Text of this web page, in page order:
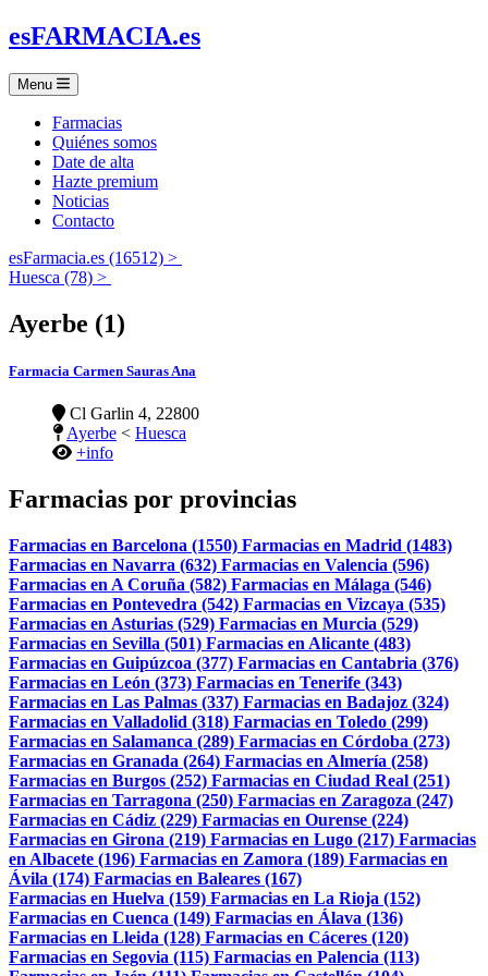
esFARMACIA.es
Menu
Farmacias
Quiénes somos
Date de alta
Hazte premium
Noticias
Contacto
esFarmacia.es (16512) >
Huesca (78) >
Ayerbe (1)
Farmacia Carmen Sauras Ana
Cl Garlin 4, 22800
Ayerbe < Huesca
+info
Farmacias por provincias
Farmacias en Barcelona (1550) Farmacias en Madrid (1483)
Farmacias en Navarra (632) Farmacias en Valencia (596)
Farmacias en A Coruña (582) Farmacias en Málaga (546)
Farmacias en Pontevedra (542) Farmacias en Vizcaya (535)
Farmacias en Asturias (529) Farmacias en Murcia (529)
Farmacias en Sevilla (501) Farmacias en Alicante (483)
Farmacias en Guipúzcoa (377) Farmacias en Cantabria (376)
Farmacias en León (373) Farmacias en Tenerife (343)
Farmacias en Las Palmas (337) Farmacias en Badajoz (324)
Farmacias en Valladolid (318) Farmacias en Toledo (299)
Farmacias en Salamanca (289) Farmacias en Córdoba (273)
Farmacias en Granada (264) Farmacias en Almería (258)
Farmacias en Burgos (252) Farmacias en Ciudad Real (251)
Farmacias en Tarragona (250) Farmacias en Zaragoza (247)
Farmacias en Cádiz (229) Farmacias en Ourense (224)
Farmacias en Girona (219) Farmacias en Lugo (217) Farmacias
en Albacete (196) Farmacias en Zamora (189) Farmacias en
Ávila (174) Farmacias en Baleares (167)
Farmacias en Huelva (159) Farmacias en La Rioja (152)
Farmacias en Cuenca (149) Farmacias en Álava (136)
Farmacias en Lleida (128) Farmacias en Cáceres (120)
Farmacias en Segovia (115) Farmacias en Palencia (113)